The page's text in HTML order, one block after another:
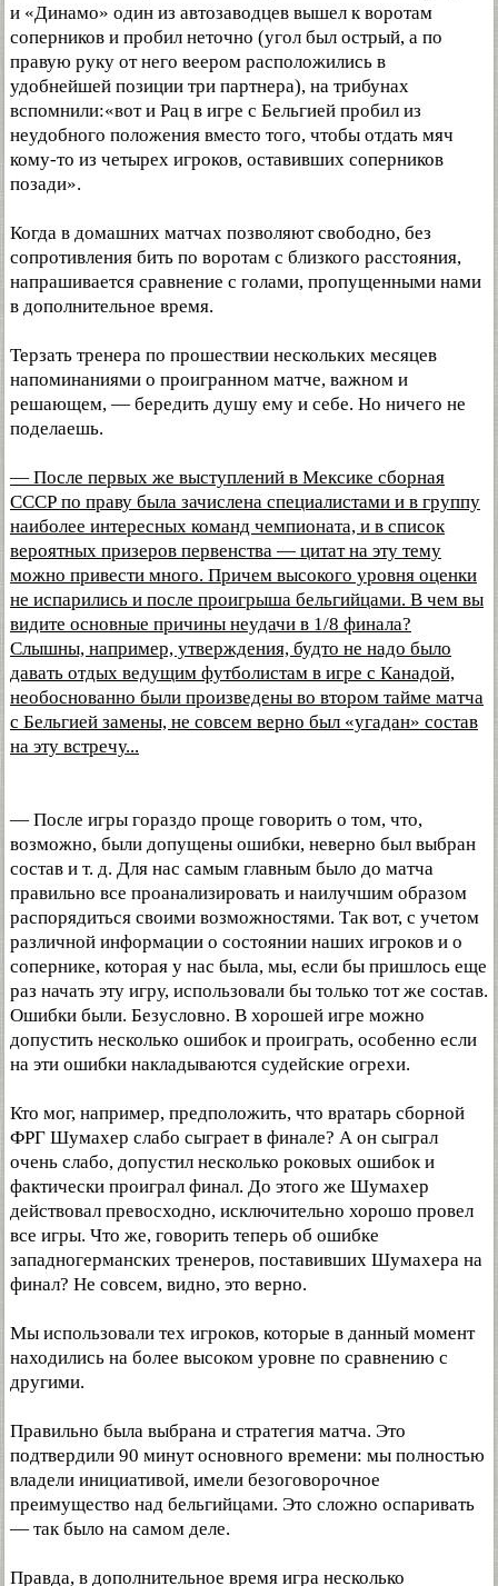
и «Динамо» один из автозаводцев вышел к воротам
соперников и пробил неточно (угол был острый, а по
правую руку от него веером расположились в
удобнейшей позиции три партнера), на трибунах
вспомнили:«вот и Рац в игре с Бельгией пробил из
неудобного положения вместо того, чтобы отдать мяч
кому-то из четырех игроков, оставивших соперников
позади».
Когда в домашних матчах позволяют свободно, без
сопротивления бить по воротам с близкого расстояния,
напрашивается сравнение с голами, пропущенными нами
в дополнительное время.
Терзать тренера по прошествии нескольких месяцев
напоминаниями о проигранном матче, важном и
решающем, — бередить душу ему и себе. Но ничего не
поделаешь.
— После первых же выступлений в Мексике сборная
СССР по праву была зачислена специалистами и в группу
наиболее интересных команд чемпионата, и в список
вероятных призеров первенства — цитат на эту тему
можно привести много. Причем высокого уровня оценки
не испарились и после проигрыша бельгийцами. В чем вы
видите основные причины неудачи в 1/8 финала?
Слышны, например, утверждения, будто не надо было
давать отдых ведущим футболистам в игре с Канадой,
необоснованно были произведены во втором тайме матча
с Бельгией замены, не совсем верно был «угадан» состав
на эту встречу...
— После игры гораздо проще говорить о том, что,
возможно, были допущены ошибки, неверно был выбран
состав и т. д. Для нас самым главным было до матча
правильно все проанализировать и наилучшим образом
распорядиться своими возможностями. Так вот, с учетом
различной информации о состоянии наших игроков и о
сопернике, которая у нас была, мы, если бы пришлось еще
раз начать эту игру, использовали бы только тот же состав.
Ошибки были. Безусловно. В хорошей игре можно
допустить несколько ошибок и проиграть, особенно если
на эти ошибки накладываются судейские огрехи.
Кто мог, например, предположить, что вратарь сборной
ФРГ Шумахер слабо сыграет в финале? А он сыграл
очень слабо, допустил несколько роковых ошибок и
фактически проиграл финал. До этого же Шумахер
действовал превосходно, исключительно хорошо провел
все игры. Что же, говорить теперь об ошибке
западногерманских тренеров, поставивших Шумахера на
финал? Не совсем, видно, это верно.
Мы использовали тех игроков, которые в данный момент
находились на более высоком уровне по сравнению с
другими.
Правильно была выбрана и стратегия матча. Это
подтвердили 90 минут основного времени: мы полностью
владели инициативой, имели безоговорочное
преимущество над бельгийцами. Это сложно оспаривать
— так было на самом деле.
Правда, в дополнительное время игра несколько